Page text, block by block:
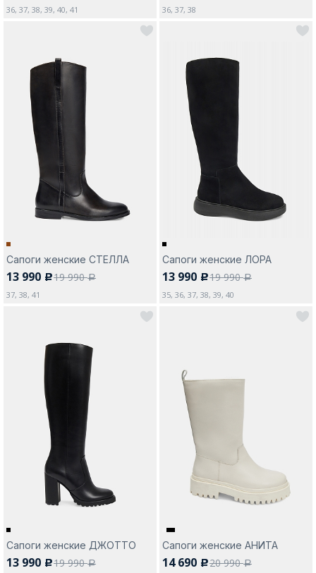
36, 37, 38, 39, 40, 41
36, 37, 38
Сапоги женские СТЕЛЛА
13 990 c19 990a
37, 38, 41
Сапоги женские ЛОРА
13 990 c19 990a
35, 36, 37, 38, 39, 40
Сапоги женские ДЖОТТО
13 990 c19 990a
Сапоги женские АНИТА
14 690 c20 990a